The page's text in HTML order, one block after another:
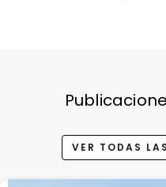
VER TODAS